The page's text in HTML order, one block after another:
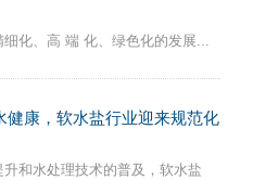
化、高 端 化、绿色化的发展...
健康，软水盐行业迎来规范化
和水处理技术的普及，软水盐